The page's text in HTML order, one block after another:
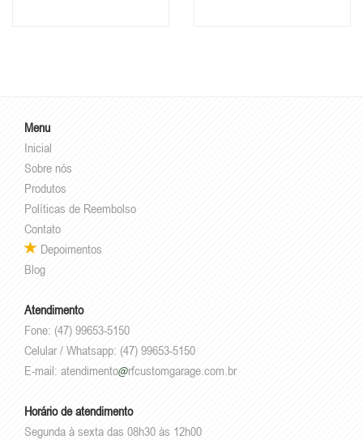
Menu
Inicial
Sobre nós
Produtos
Políticas de Reembolso
Contato
Depoimentos
Blog
Atendimento
Fone: (47) 99653-5150
Celular / Whatsapp: (47) 99653-5150
E-mail: atendimento rfcustomgarage.com.br
Horário de atendimento
Segunda à sexta das 08h30 às 12h00